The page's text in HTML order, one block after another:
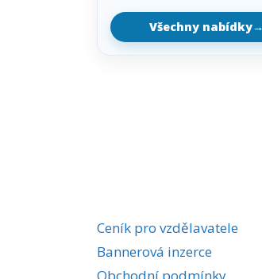
Všechny nabídky→
Ceník pro vzdělavatele
Bannerová inzerce
Obchodní podmínky